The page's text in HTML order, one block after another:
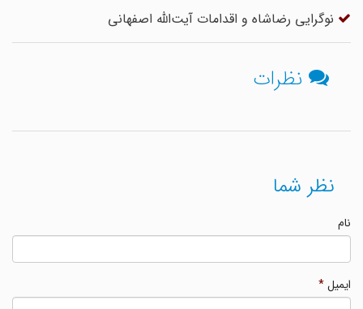
نوگرایی رضاشاه و اقدامات آیت‌الله اصفهانی
نظرات
نظر شما
ایمیل*